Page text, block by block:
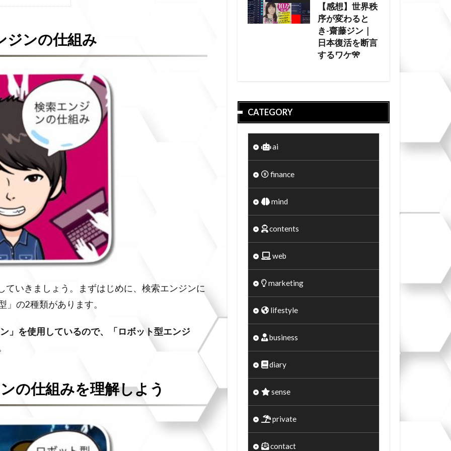
ジンの仕組み
ていきましょう。まずはじめに、検索エンジンに
の2種類があります。
」を使用しているので、「ロボット型エンジ
の仕組みを理解しよう
【感想】世界秩
序が変わると
き-齋藤ジン｜
日本復活を断言
するワケ🎌
CATEGORY
ai
finance
mind
contents
web
marketing
lifestyle
business
diary
sense
private
contact